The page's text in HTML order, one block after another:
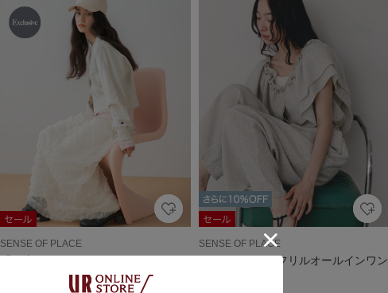
SENSE OF PLACE
CE スウェットカーディガン
SENSE OF PLACE
サマーツイードフリルオールインワン